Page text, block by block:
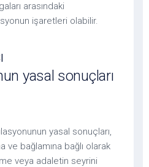
arasındaki
işaretleri olabilir.
yasal sonuçları
yasal sonuçları,
ve bağlamına bağlı olarak
veya adaletin seyrini